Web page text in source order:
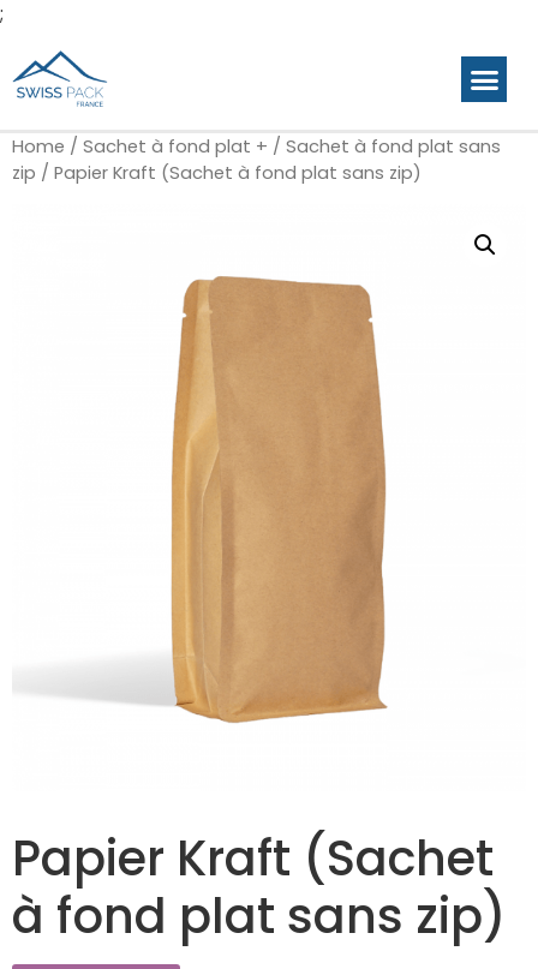
;
Home / Sachet à fond plat + / Sachet à fond plat sans
zip / Papier Kraft (Sachet à fond plat sans zip)
Papier Kraft (Sachet
à fond plat sans zip)